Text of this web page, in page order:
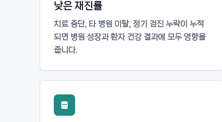
낮은 재진률
치료 중단, 타 병원 이탈, 정기 검진 누락이 누적
되면 병원 성장과 환자 건강 결과에 모두 영향을
줍니다.